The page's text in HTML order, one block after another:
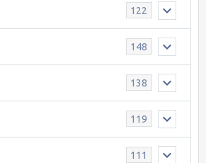
122
148
138
119
111